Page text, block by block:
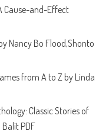
Cause-and-Effect
Nancy Bo Flood,Shonto
from A to Z by Linda
Classic Stories of
PDF